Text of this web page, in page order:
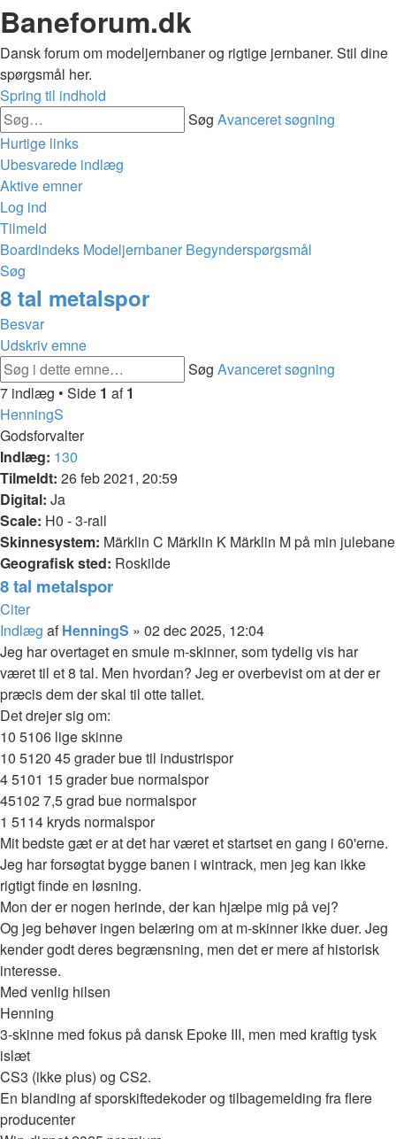
Baneforum.dk
Dansk forum om modeljernbaner og rigtige jernbaner. Stil dine
spørgsmål her.
Spring til indhold
Søg Avanceret søgning
Hurtige links
Ubesvarede indlæg
Aktive emner
Log ind
Tilmeld
Boardindeks Modeljernbaner Begynderspørgsmål
Søg
8 tal metalspor
Besvar
Udskriv emne
Søg Avanceret søgning
7 indlæg • Side 1 af1
HenningS
Godsforvalter
Indlæg: 130
Tilmeldt: 26 feb 2021, 20:59
Digital: Ja
Scale: H0 - 3-rail
Skinnesystem: Märklin C Märklin K Märklin M på min julebane
Geografisk sted: Roskilde
8 tal metalspor
Citer
Indlæg afHenningS » 02 dec 2025, 12:04
Jeg har overtaget en smule m-skinner, som tydelig vis har
været til et 8 tal. Men hvordan? Jeg er overbevist om at der er
præcis dem der skal til otte tallet.
Det drejer sig om:
10 5106 lige skinne
10 5120 45 grader bue til industrispor
4 5101 15 grader bue normalspor
45102 7,5 grad bue normalspor
1 5114 kryds normalspor
Mit bedste gæt er at det har været et startset en gang i 60'erne.
Jeg har forsøgtat bygge banen i wintrack, men jeg kan ikke
rigtigt finde en løsning.
Mon der er nogen herinde, der kan hjælpe mig på vej?
Og jeg behøver ingen belæring om at m-skinner ikke duer. Jeg
kender godt deres begrænsning, men det er mere af historisk
interesse.
Med venlig hilsen
Henning
3-skinne med fokus på dansk Epoke III, men med kraftig tysk
islæt
CS3 (ikke plus) og CS2.
En blanding af sporskiftedekoder og tilbagemelding fra flere
producenter